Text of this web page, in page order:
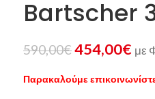
Bartscher
590,00€454,00€ με
Παρακαλούμε